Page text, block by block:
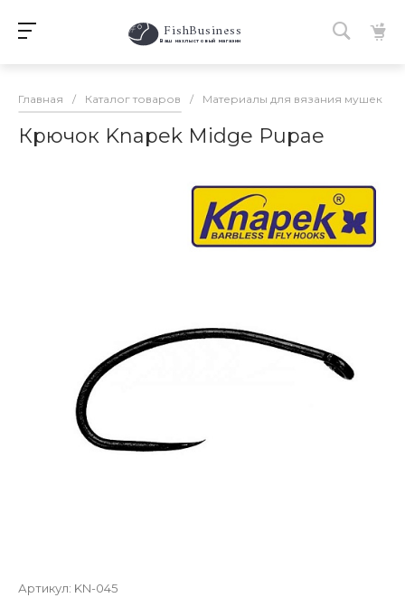
FishBusiness
Ваш нахлыстовый магазин
Главная / Каталог товаров / Материалы для вязания мушек
Крючок Knapek Midge Pupae
Артикул: KN-045